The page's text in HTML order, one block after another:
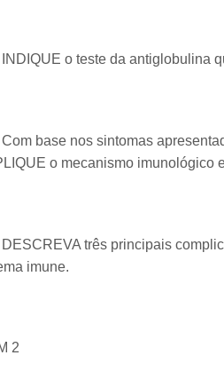
INDIQUE o teste da antiglobulina
Com base nos sintomas
o mecanismo imunológico
DESCREVA três principais
imune.
2